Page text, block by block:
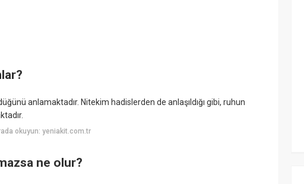
anlamaktadır. Nitekim hadislerden de anlaşıldığı gibi, ruhun
okuyun: yeniakit.com.tr
ne olur?